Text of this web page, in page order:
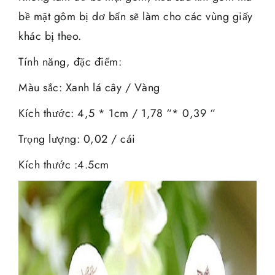
bề mặt gôm bị dơ bẩn sẽ làm cho các vùng giấy
khác bị theo.
Tính năng, đặc điểm:
Màu sắc: Xanh lá cây / Vàng
Kích thước: 4,5 * 1cm / 1,78 “* 0,39 “
Trọng lượng: 0,02 / cái
Kích thước :4.5cm